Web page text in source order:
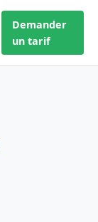
Demander
un tarif